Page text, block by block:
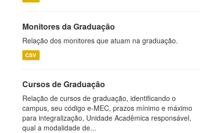
Monitores da Graduação
Relação dos monitores que atuam na graduação.
CSV
Cursos de Graduação
Relação de cursos de graduação, identificando o
campus, seu código e-MEC, prazos mínimo e máximo
para integralização, Unidade Acadêmica responsável,
qual a modalidade de...